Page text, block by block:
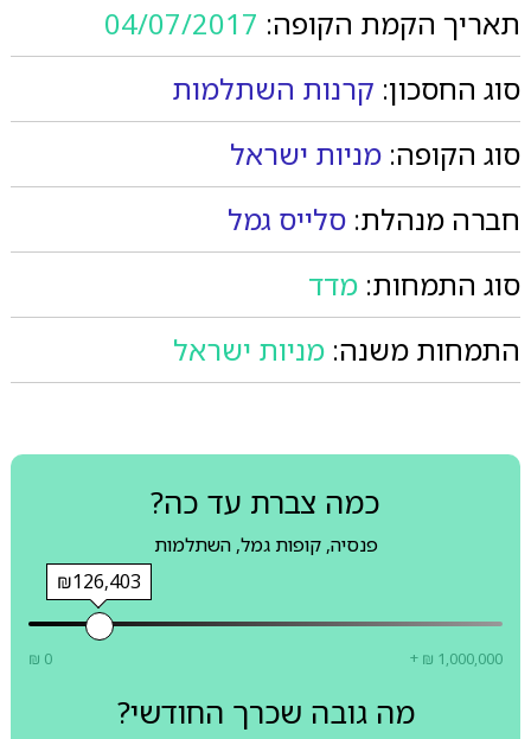
תאריך הקמת הקופה: 04/07/2017
סוג החסכון: קרנות השתלמות
סוג הקופה: מניות ישראל
חברה מנהלת: סלייס גמל
סוג התמחות: מדד
התמחות משנה: מניות ישראל
כמה צברת עד כה?
פנסיה, קופות גמל, השתלמות
₪126,403
₪ 0 + ₪ 1,000,000
מה גובה שכרך החודשי?